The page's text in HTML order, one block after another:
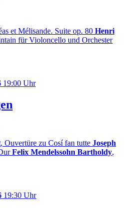
et Mélisande. Suite op. 80 Henri
für Violoncello und Orchester
19:00 Uhr
, Ouvertüre zu Cosí fan tutte Joseph
Felix Mendelssohn Bartholdy,
19:30 Uhr